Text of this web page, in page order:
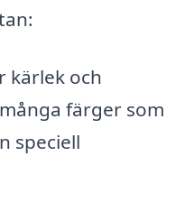
kärlek och
färger som
speciell